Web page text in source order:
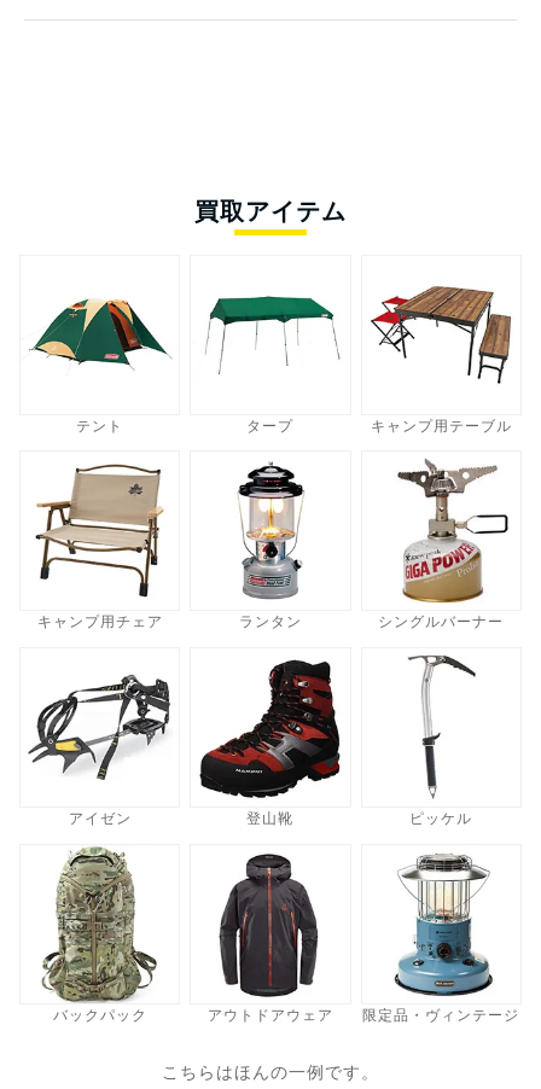
買取アイテム
テント タープ キャンプ用テーブル
キャンプ用チェア ランタン シングルバーナー
アイゼン 登山靴 ピッケル
バックパック アウトドアウェア 限定品・ヴィンテージ
こちらはほんの一例です。